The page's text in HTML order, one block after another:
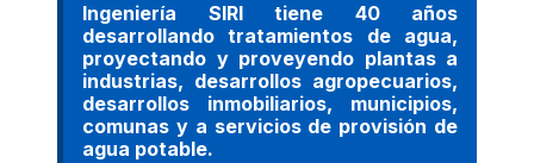
Ingeniería SIRI tiene 40 años
desarrollando tratamientos de agua,
proyectando y proveyendo plantas a
industrias, desarrollos agropecuarios,
desarrollos inmobiliarios, municipios,
comunas y a servicios de provisión de
agua potable.